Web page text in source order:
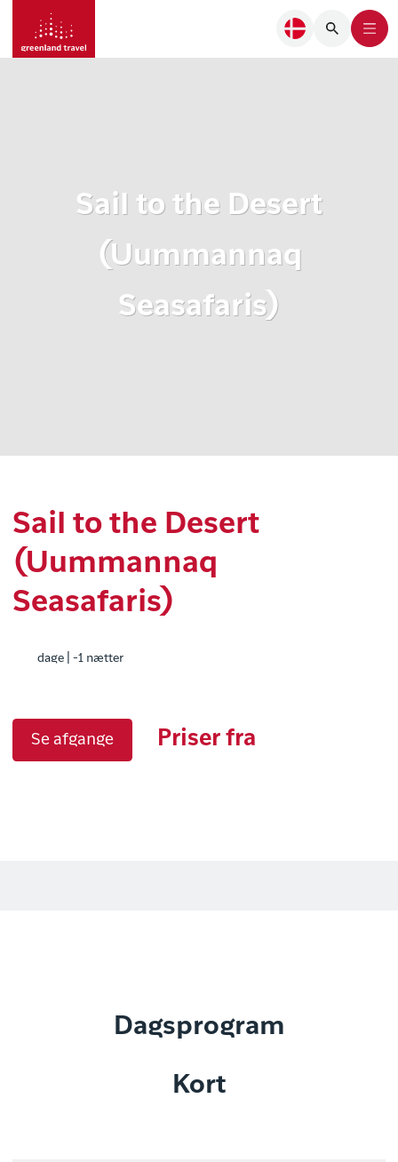
Sail to the Desert
(Uummannaq
Seasafaris)
Sail to the Desert
(Uummannaq
Seasafaris)
dage | -1 nætter
Se afgange Priser fra
Dagsprogram
Kort